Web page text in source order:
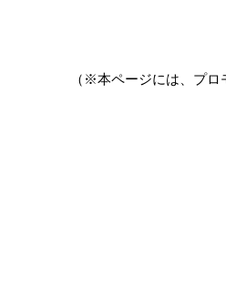
（※本ページには、プロ